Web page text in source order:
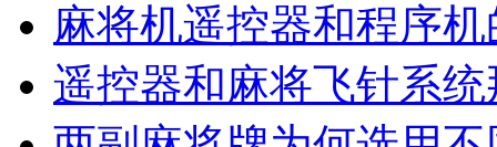
麻将机遥控器和程序
遥控器和麻将飞针系